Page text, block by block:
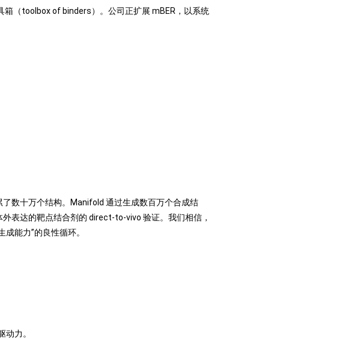
（toolbox of binders）。公司正扩展 mBER，以系统
数十万个结构。Manifold 通过生成数百万个合成结
表达的靶点结合剂的 direct-to-vivo 验证。我们相信，
能力”的良性循环。
力。